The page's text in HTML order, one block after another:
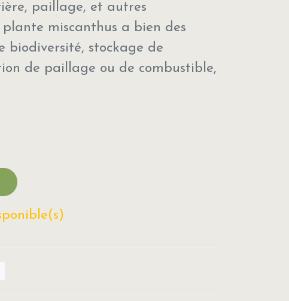
paillage, et autres
miscanthus a bien des
biodiversité, stockage de
de paillage ou de combustible,